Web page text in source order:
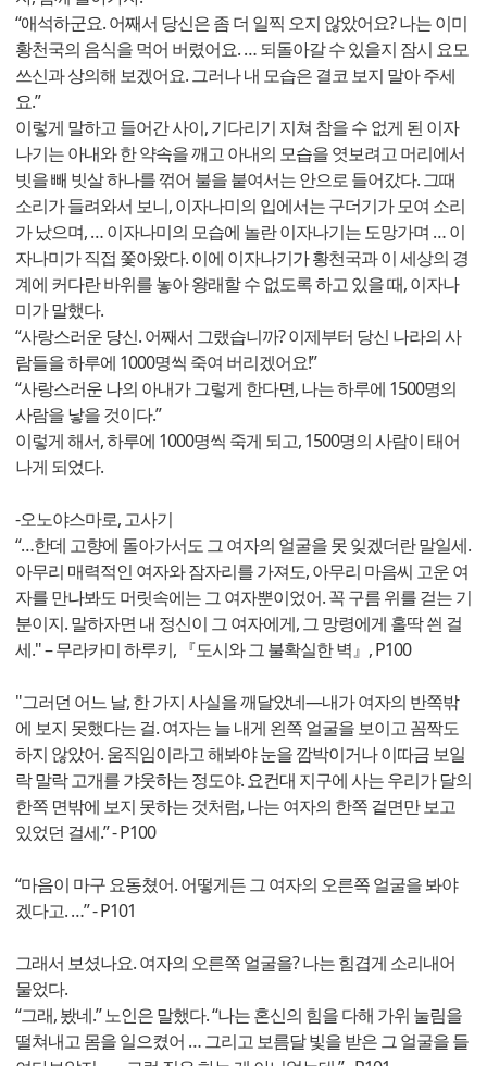
“애석하군요. 어째서 당신은 좀 더 일찍 오지 않았어요? 나는 이미
황천국의 음식을 먹어 버렸어요. … 되돌아갈 수 있을지 잠시 요모
쓰신과 상의해 보겠어요. 그러나 내 모습은 결코 보지 말아 주세
요.”
이렇게 말하고 들어간 사이, 기다리기 지쳐 참을 수 없게 된 이자
나기는 아내와 한 약속을 깨고 아내의 모습을 엿보려고 머리에서
빗을 빼 빗살 하나를 꺾어 불을 붙여서는 안으로 들어갔다. 그때
소리가 들려와서 보니, 이자나미의 입에서는 구더기가 모여 소리
가 났으며, … 이자나미의 모습에 놀란 이자나기는 도망가며 … 이
자나미가 직접 쫓아왔다. 이에 이자나기가 황천국과 이 세상의 경
계에 커다란 바위를 놓아 왕래할 수 없도록 하고 있을 때, 이자나
미가 말했다.
“사랑스러운 당신. 어째서 그랬습니까? 이제부터 당신 나라의 사
람들을 하루에 1000명씩 죽여 버리겠어요!”
“사랑스러운 나의 아내가 그렇게 한다면, 나는 하루에 1500명의
사람을 낳을 것이다.”
이렇게 해서, 하루에 1000명씩 죽게 되고, 1500명의 사람이 태어
나게 되었다.
-오노야스마로, 고사기
“…한데 고향에 돌아가서도 그 여자의 얼굴을 못 잊겠더란 말일세.
아무리 매력적인 여자와 잠자리를 가져도, 아무리 마음씨 고운 여
자를 만나봐도 머릿속에는 그 여자뿐이었어. 꼭 구름 위를 걷는 기
분이지. 말하자면 내 정신이 그 여자에게, 그 망령에게 홀딱 씐 걸
세." – 무라카미 하루키, 『도시와 그 불확실한 벽』, P100
"그러던 어느 날, 한 가지 사실을 깨달았네—내가 여자의 반쪽밖
에 보지 못했다는 걸. 여자는 늘 내게 왼쪽 얼굴을 보이고 꼼짝도
하지 않았어. 움직임이라고 해봐야 눈을 깜박이거나 이따금 보일
락 말락 고개를 갸웃하는 정도야. 요컨대 지구에 사는 우리가 달의
한쪽 면밖에 보지 못하는 것처럼, 나는 여자의 한쪽 겉면만 보고
있었던 걸세.” - P100
“마음이 마구 요동쳤어. 어떻게든 그 여자의 오른쪽 얼굴을 봐야
겠다고. …” - P101
그래서 보셨나요. 여자의 오른쪽 얼굴을? 나는 힘겹게 소리내어
물었다.
“그래, 봤네.” 노인은 말했다. “나는 혼신의 힘을 다해 가위 눌림을
떨쳐내고 몸을 일으켰어 … 그리고 보름달 빛을 받은 그 얼굴을 들